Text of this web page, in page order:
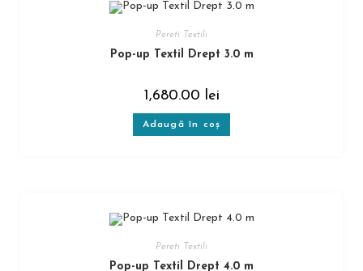
Pereti Textili
Pop-up Textil Drept 3.0 m
1,680.00 lei
Adaugă în coș
Pereti Textili
Pop-up Textil Drept 4.0 m